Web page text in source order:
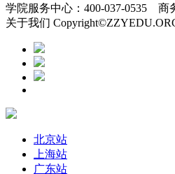
学院服务中心：400-037-0535 商
关于我们
北京站
上海站
广东站